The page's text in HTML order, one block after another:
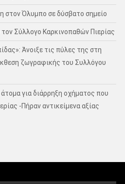
στον Όλυμπο σε δύσβατο σημείο
Σύλλογο Καρκινοπαθών Πιερίας
Άνοιξε τις πύλες της στη
ζωγραφικής του Συλλόγου
για διάρρηξη οχήματος που
-Πήραν αντικείμενα αξίας